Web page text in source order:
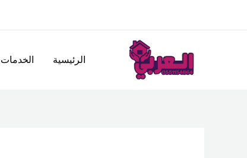
الرئيسية الخدمات